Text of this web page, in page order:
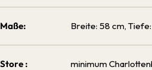
Maße: Breite: 58 cm,
Store : minimum